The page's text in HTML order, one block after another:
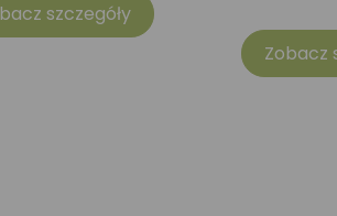
szczegóły
Zobacz